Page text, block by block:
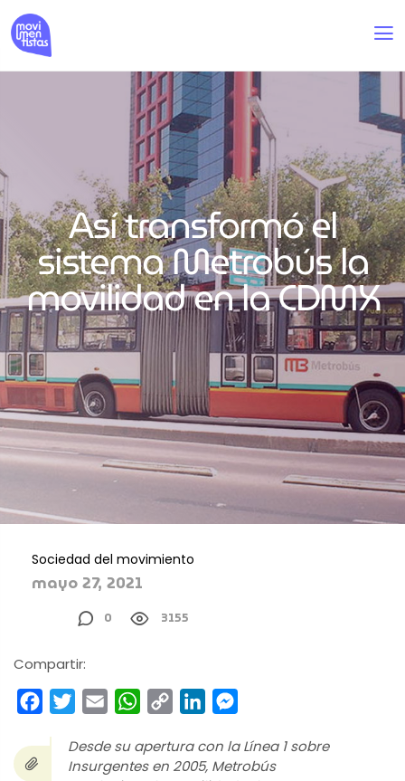
Así transformó el
sistema Metrobús la
movilidad en la CDMX
Sociedad del movimiento
mayo 27, 2021
0 3155
Compartir:
FacebookTwitterEmail WhatsApp
Copy
LinkedIn
Desde su apertura con la Línea 1 sobre
Insurgentes en 2005, Metrobús